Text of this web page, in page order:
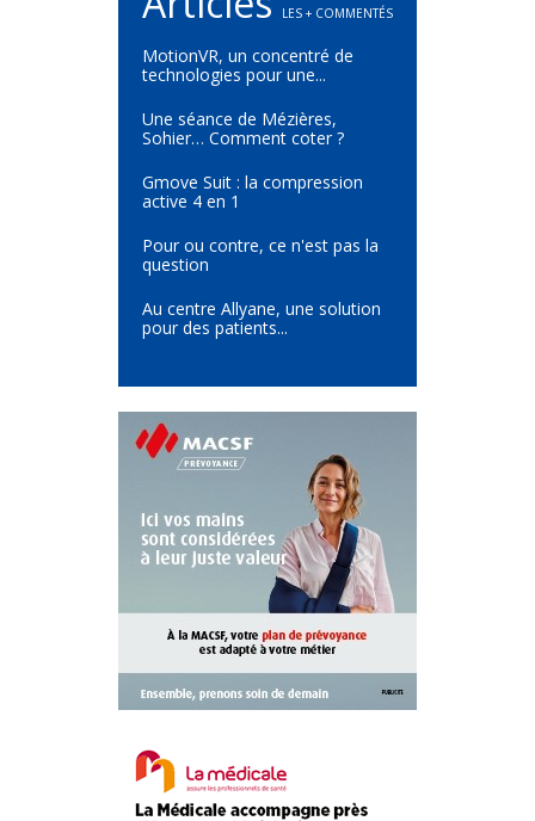
LES + COMMENTÉS
MotionVR, un concentré de
technologies pour une...
Une séance de Mézières,
Sohier… Comment coter ?
Gmove Suit : la compression
active 4 en 1
Pour ou contre, ce n'est pas la
question
Au centre Allyane, une solution
pour des patients...